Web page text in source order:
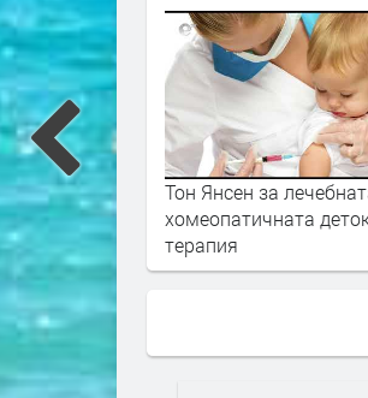
Тон Янсен за
хомеопатичната
терапия